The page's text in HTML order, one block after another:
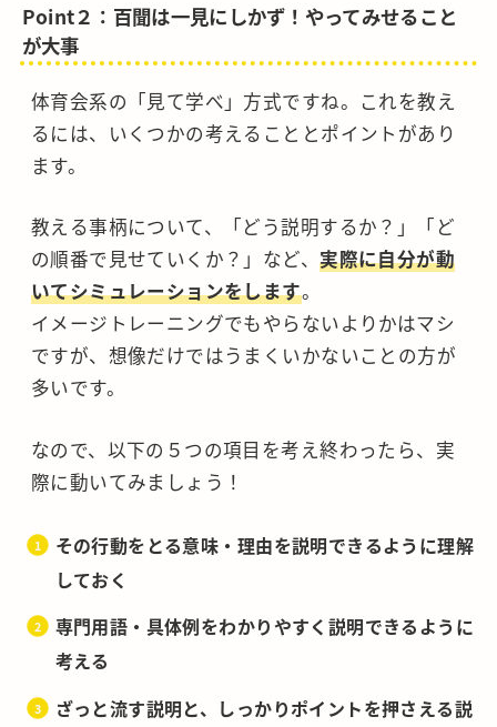
Point２：百聞は一見にしかず！やってみせること
が大事
体育会系の「見て学べ」方式ですね。これを教え
るには、いくつかの考えることとポイントがあり
ます。
教える事柄について、「どう説明するか？」「ど
の順番で見せていくか？」など、実際に自分が動
いてシミュレーションをします。
イメージトレーニングでもやらないよりかはマシ
ですが、想像だけではうまくいかないことの方が
多いです。
なので、以下の５つの項目を考え終わったら、実
際に動いてみましょう！
その行動をとる意味・理由を説明できるように理解
しておく
専門用語・ 具体例をわかりやすく説明できるように
考える
ざっと流す説明と、しっかりポイントを押さえる説